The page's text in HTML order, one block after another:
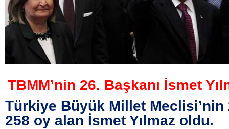
TBMM’nin 26. Başkanı İsmet
Türkiye Büyük Millet Meclisi’nin
258 oy alan İsmet Yılmaz oldu.